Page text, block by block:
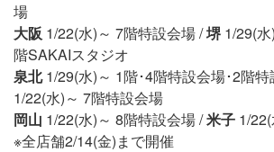
場
大阪 1/22(水)～ 7階特設会場 /堺 1/29(
階SAKAIスタジオ
泉北1/29(水)～ 1階･4階特設会場･2階特
1/22(水)～ 7階特設会場
岡山 1/22(水)～ 8階特設会場 /米子 1/
※全店舗2/14(金)まで開催